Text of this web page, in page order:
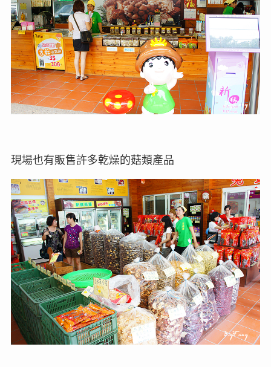
現場也有販售許多乾燥的菇類產品